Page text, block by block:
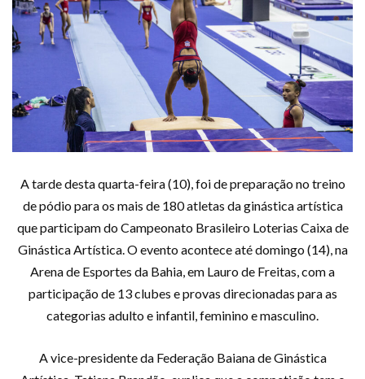
A tarde desta quarta-feira (10), foi de preparação no treino
de pódio para os mais de 180 atletas da ginástica artística
que participam do Campeonato Brasileiro Loterias Caixa de
Ginástica Artística. O evento acontece até domingo (14), na
Arena de Esportes da Bahia, em Lauro de Freitas, com a
participação de 13 clubes e provas direcionadas para as
categorias adulto e infantil, feminino e masculino.
A vice-presidente da Federação Baiana de Ginástica